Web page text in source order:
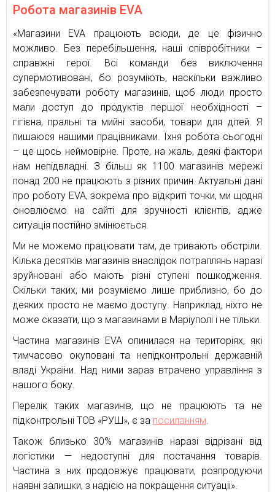
Робота магазинів EVA
«Магазини EVA працюють всюди, де це фізично
можливо. Без перебільшення, наші співробітники –
справжні герої. Всі команди без виключення
супермотивовані, бо розуміють, наскільки важливо
забезпечувати роботу магазинів, щоб люди просто
мали доступ до продуктів першої необхідності –
гігієна, пральні та мийні засоби, товари для дітей. Я
пишаюся нашими працівниками. Їхня робота сьогодні
– це щось неймовірне. Проте, на жаль, деякі фактори
нам непідвладні. З більш як 1100 магазинів мережі
понад 200 не працюють з різних причин. Актуальні дані
про роботу EVA, зокрема про відкриті точки, ми щодня
оновлюємо на сайті для зручності клієнтів, адже
ситуація постійно змінюється.
Ми не можемо працювати там, де тривають обстріли.
Кілька десятків магазинів внаслідок потраплянь наразі
зруйновані або мають різні ступені пошкодження.
Скільки таких, ми розуміємо лише приблизно, бо до
деяких просто не маємо доступу. Наприклад, ніхто не
може сказати, що з магазинами в Маріуполі і не тільки.
Частина магазинів EVA опинилася на територіях, які
тимчасово окуповані та непідконтрольні державній
владі України. Над ними зараз втрачено управління з
нашого боку.
Перелік таких магазинів, що не працюють та не
підконтрольні ТОВ «РУШ», є за посиланням.
Також близько 30% магазинів наразі відрізані від
логістики — недоступні для постачання товарів.
Частина з них продовжує працювати, розпродуючи
наявні залишки, з надією на покращення ситуації».